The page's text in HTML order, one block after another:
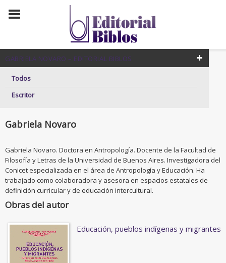
GABRIELA NOVARO – EDITORIAL BIBLOS
Todos
Escritor
Gabriela Novaro
Gabriela Novaro. Doctora en Antropología. Docente de la Facultad de
Filosofía y Letras de la Universidad de Buenos Aires. Investigadora del
Conicet especializada en el área de Antropología y Educación. Ha
trabajado como colaboradora y asesora en espacios estatales de
definición curricular y de educación intercultural.
Obras del autor
Educación, pueblos indígenas y migrantes